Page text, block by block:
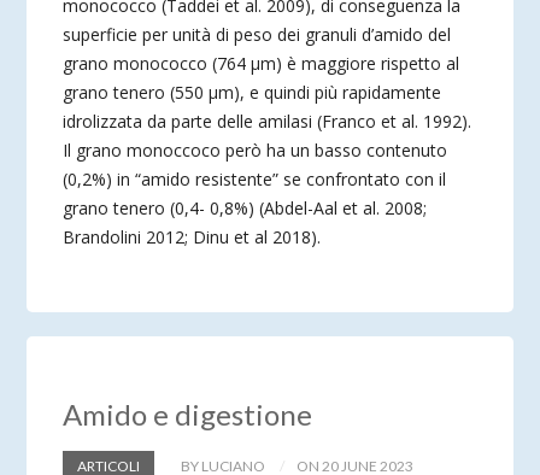
monococco (Taddei et al. 2009), di conseguenza la
superficie per unità di peso dei granuli d’amido del
grano monococco (764 µm) è maggiore rispetto al
grano tenero (550 µm), e quindi più rapidamente
idrolizzata da parte delle amilasi (Franco et al. 1992).
Il grano monoccoco però ha un basso contenuto
(0,2%) in “amido resistente” se confrontato con il
grano tenero (0,4- 0,8%) (Abdel-Aal et al. 2008;
Brandolini 2012; Dinu et al 2018).
Amido e digestione
ARTICOLI BY LUCIANO ON 20 JUNE 2023